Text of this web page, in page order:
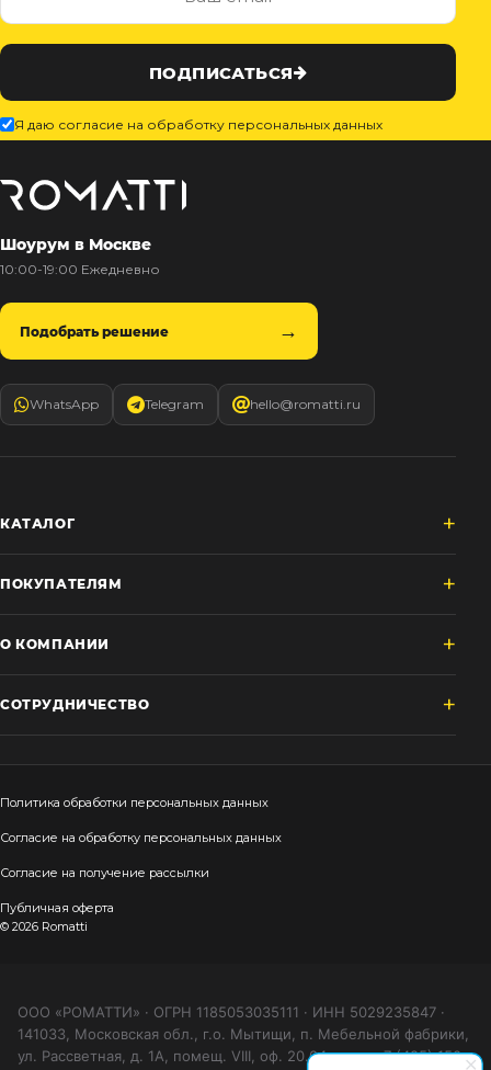
ПОДПИСАТЬСЯ
Я даю согласие на обработку персональных данных
Шоурум в Москве
10:00-19:00 Ежедневно
Подобрать решение
WhatsApp Telegram hello@romatti.ru
КАТАЛОГ
ПОКУПАТЕЛЯМ
О КОМПАНИИ
СОТРУДНИЧЕСТВО
Политика обработки персональных данных
Согласие на обработку персональных данных
Согласие на получение рассылки
Публичная оферта
© 2026 Romatti
ООО «РОМАТТИ» · ОГРН 1185053035111 · ИНН 5029235847 ·
141033, Московская обл., г.о. Мытищи, п. Мебельной фабрики,
ул. Рассветная, д. 1А, помещ. VIII, оф. 20.04 · тел. +7 (495) 150-